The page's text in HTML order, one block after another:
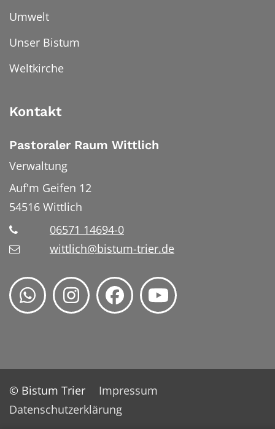
Umwelt
Unser Bistum
Weltkirche
Kontakt
Pastoraler Raum Wittlich
Verwaltung
Auf'm Geifen 12
54516 Wittlich
06571 14694-0
wittlich@bistum-trier.de
© Bistum Trier
Impressum
Datenschutzerklärung